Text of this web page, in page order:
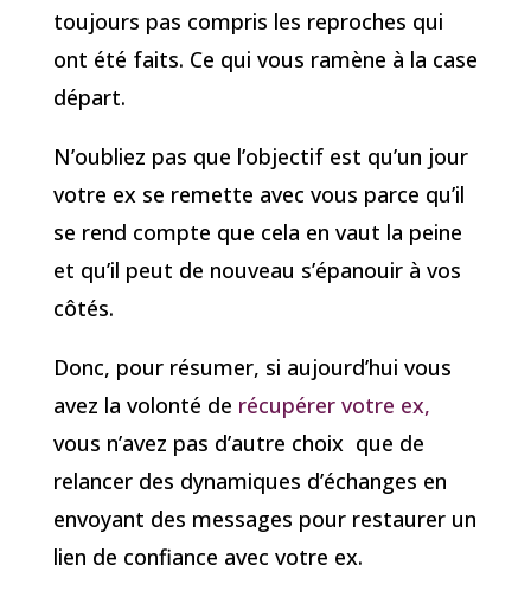
toujours pas compris les reproches qui
ont été faits. Ce qui vous ramène à la case
départ.
N’oubliez pas que l’objectif est qu’un jour
votre ex se remette avec vous parce qu’il
se rend compte que cela en vaut la peine
et qu’il peut de nouveau s’épanouir à vos
côtés.
Donc, pour résumer, si aujourd’hui vous
avez la volonté de récupérer votre ex,
vous n’avez pas d’autre choix que de
relancer des dynamiques d’échanges en
envoyant des messages pour restaurer un
lien de confiance avec votre ex.